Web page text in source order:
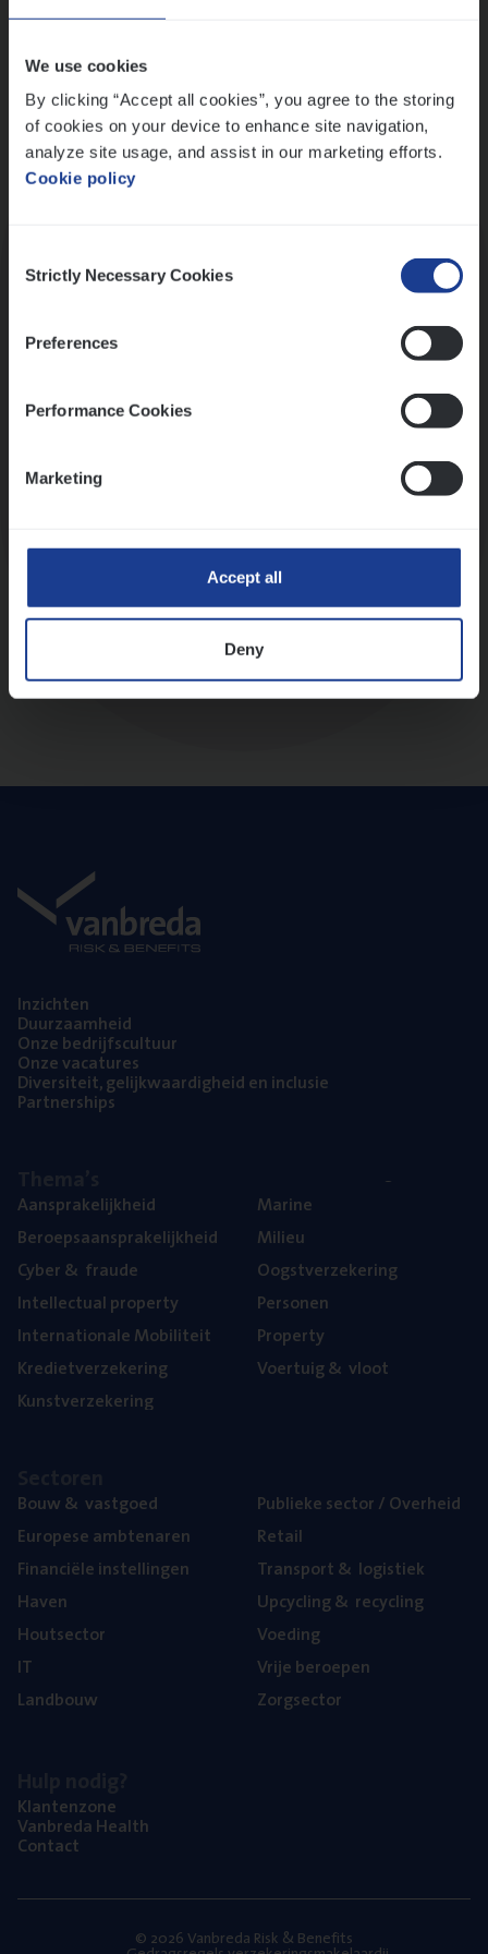
We use cookies
By clicking “Accept all cookies”, you agree to the storing
of cookies on your device to enhance site navigation,
analyze site usage, and assist in our marketing efforts.
Cookie policy
Selection
Strictly Necessary Cookies
Preferences
Performance Cookies
Marketing
Accept all
Deny
Inzich­ten
Duur­zaam­heid
Onze bedrijfs­cul­tuur
Onze vaca­tu­res
Diver­si­teit, gelijk­waar­dig­heid en inclusie
Part­ner­ships
Aan­spra­ke­lijk­heid
Beroeps­aan­spra­ke­lijk­heid
Cyber& fraude
Intel­lec­tu­al property
Inter­na­ti­o­na­le Mobiliteit
Kre­diet­ver­ze­ke­ring
Kunst­ver­ze­ke­ring
Mari­ne
Mili­eu
Oogst­ver­ze­ke­ring
Per­so­nen
Pro­per­ty
Voer­tuig& vloot
Bouw& vastgoed
Euro­pe­se ambtenaren
Finan­ci­ë­le instellingen
Haven
Hout­sec­tor
IT
Land­bouw
Publie­ke sec­tor / Overheid
Retail
Trans­port& logistiek
Upcy­cling& recycling
Voe­ding
Vrije beroe­pen
Zorg­sec­tor
Klan­ten­zo­ne
Van­b­re­da Health
Con­tact
© 2026 Vanbreda Risk & Benefits